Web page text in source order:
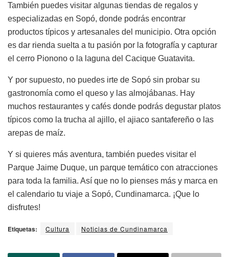
También puedes visitar algunas tiendas de regalos y
especializadas en Sopó, donde podrás encontrar
productos típicos y artesanales del municipio. Otra opción
es dar rienda suelta a tu pasión por la fotografía y capturar
el cerro Pionono o la laguna del Cacique Guatavita.
Y por supuesto, no puedes irte de Sopó sin probar su
gastronomía como el queso y las almojábanas. Hay
muchos restaurantes y cafés donde podrás degustar platos
típicos como la trucha al ajillo, el ajiaco santafereño o las
arepas de maíz.
Y si quieres más aventura, también puedes visitar el
Parque Jaime Duque, un parque temático con atracciones
para toda la familia. Así que no lo pienses más y marca en
el calendario tu viaje a Sopó, Cundinamarca. ¡Que lo
disfrutes!
Etiquetas: Cultura Noticias de Cundinamarca